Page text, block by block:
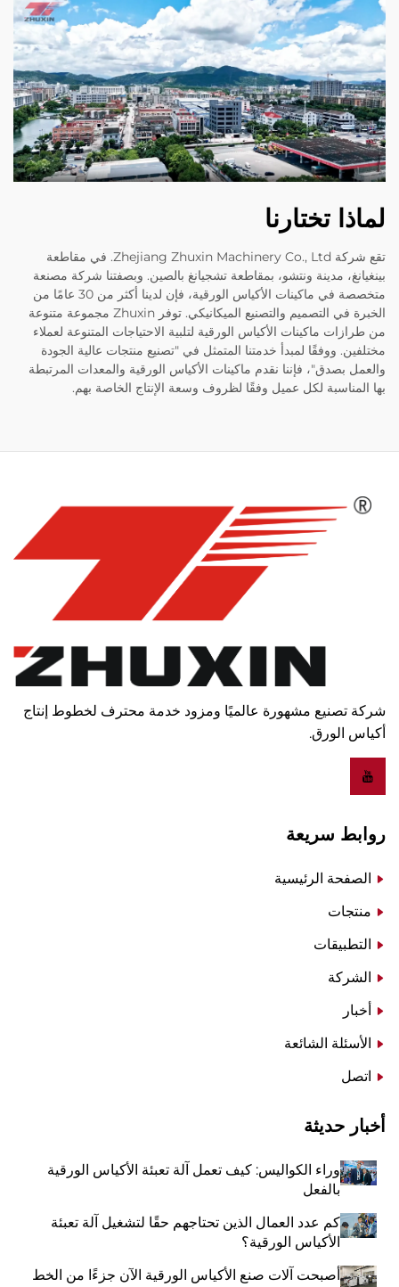
لماذا تختارنا
تقع شركة Zhejiang Zhuxin Machinery Co., Ltd. في مقاطعة
بينغيانغ، مدينة ونتشو، بمقاطعة تشجيانغ بالصين. وبصفتنا شركة مصنعة
متخصصة في ماكينات الأكياس الورقية، فإن لدينا أكثر من 30 عامًا من
الخبرة في التصميم والتصنيع الميكانيكي. توفر Zhuxin مجموعة متنوعة
من طرازات ماكينات الأكياس الورقية لتلبية الاحتياجات المتنوعة لعملاء
مختلفين. ووفقًا لمبدأ خدمتنا المتمثل في "تصنيع منتجات عالية الجودة
والعمل بصدق"، فإننا نقدم ماكينات الأكياس الورقية والمعدات المرتبطة
بها المناسبة لكل عميل وفقًا لظروف وسعة الإنتاج الخاصة بهم.
شركة تصنيع مشهورة عالميًا ومزود خدمة محترف لخطوط إنتاج
أكياس الورق.
روابط سريعة
الصفحة الرئيسية
منتجات
التطبيقات
الشركة
أخبار
الأسئلة الشائعة
اتصل
أخبار حديثة
وراء الكواليس: كيف تعمل آلة تعبئة الأكياس الورقية
بالفعل
كم عدد العمال الذين تحتاجهم حقًا لتشغيل آلة تعبئة
الأكياس الورقية؟
أصبحت آلات صنع الأكياس الورقية الآن جزءًا من الخط